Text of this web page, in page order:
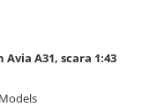
A31, scara 1:43